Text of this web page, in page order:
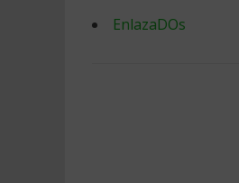
EnlazaDOs